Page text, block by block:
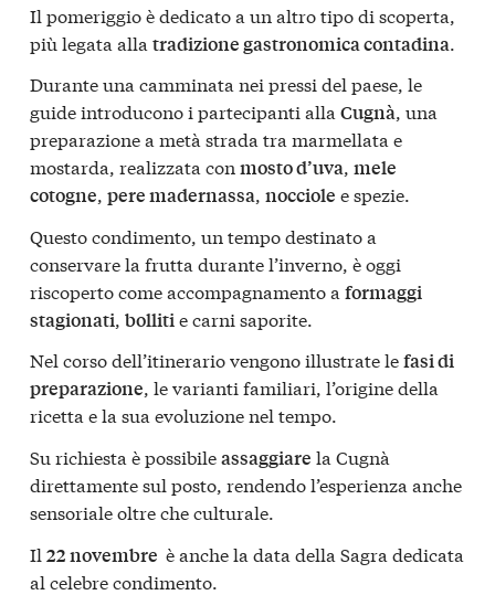
Il pomeriggio è dedicato a un altro tipo di scoperta,
più legata alla tradizione gastronomica contadina.
Durante una camminata nei pressi del paese, le
guide introducono i partecipanti alla Cugnà, una
preparazione a metà strada tra marmellata e
mostarda, realizzata con mosto d’uva, mele
cotogne, pere madernassa, nocciole e spezie.
Questo condimento, un tempo destinato a
conservare la frutta durante l’inverno, è oggi
riscoperto come accompagnamento a formaggi
stagionati, bollitie carni saporite.
Nel corso dell’itinerario vengono illustrate lefasi di
preparazione, le varianti familiari, l’origine della
ricetta e la sua evoluzione nel tempo.
Su richiesta è possibileassaggiare la Cugnà
direttamente sul posto, rendendo l’esperienza anche
sensoriale oltre che culturale.
Il 22 novembre è anche la data della Sagra dedicata
al celebre condimento.